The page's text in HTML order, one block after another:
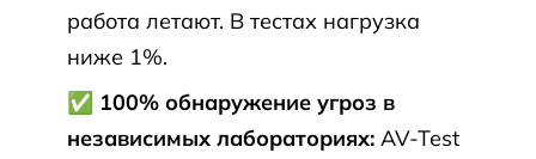
работа летают. В тестах нагрузка
ниже 1%.
✅ 100% обнаружение угроз в
независимых лабораториях: AV-Test